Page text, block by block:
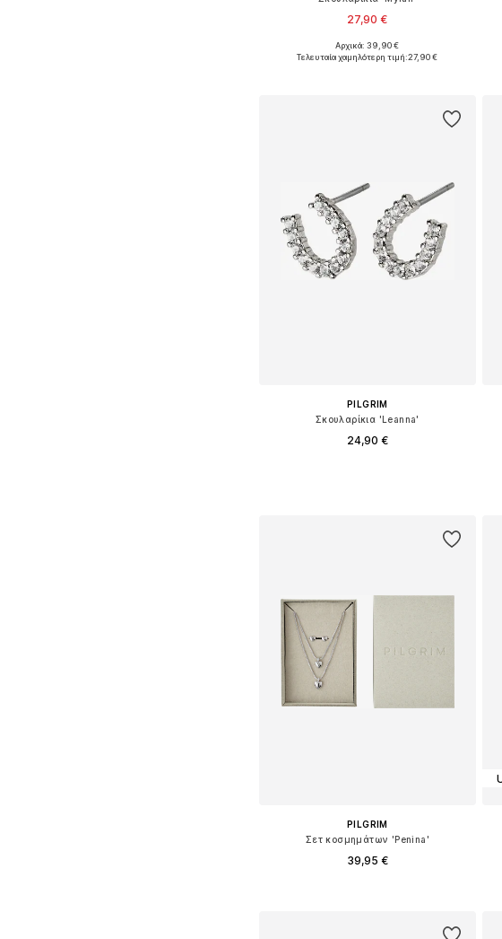
27,90 €
Διαθέσιμα μεγέθη: One Size
Αρχικά: 39,90 €
Τελευταία χαμηλότερη τιμή:27,90 €
PILGRIM
Σκουλαρίκια 'Leanna'
24,90 €
PILGRIM
Σετ κοσμημάτων 'Penina'
39,95 €